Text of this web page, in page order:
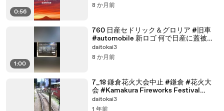
0:56
8 か月前
1:00
760 日産セドリック＆グロリア #旧車
#automobile 新ロゴ 何で日産に蓋被せ
た？？？#330
daitokai3
8 か月前
7_18 鎌倉花火大会中止 #鎌倉 #花火大
会 #Kamakura Fireworks Festival
canceled
daitokai3